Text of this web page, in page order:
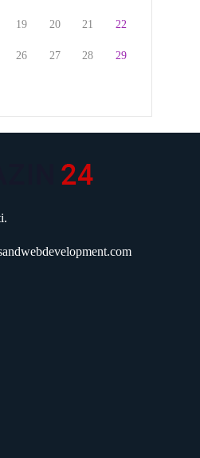
19 20 21 22
26 27 28 29